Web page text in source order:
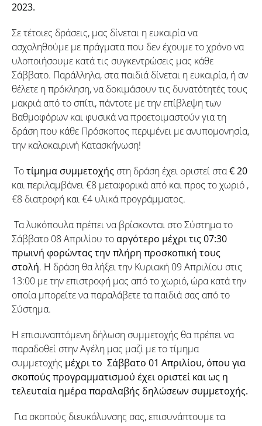
2023.
Σε τέτοιες δράσεις, μας δίνεται η ευκαιρία να
ασχοληθούμε με πράγματα που δεν έχουμε το χρόνο να
υλοποιήσουμε κατά τις συγκεντρώσεις μας κάθε
Σάββατο. Παράλληλα, στα παιδιά δίνεται η ευκαιρία, ή αν
θέλετε η πρόκληση, να δοκιμάσουν τις δυνατότητές τους
μακριά από το σπίτι, πάντοτε με την επίβλεψη των
Βαθμοφόρων και φυσικά να προετοιμαστούν για τη
δράση που κάθε Πρόσκοπος περιμένει με ανυπομονησία,
την καλοκαιρινή Κατασκήνωση!
Τοτίμημα συμμετοχής στη δράση έχει οριστεί στα€ 20
και περιλαμβάνει €8 μεταφορικά από και προς το χωριό ,
€8 διατροφή και €4 υλικά προγράμματος.
Τα λυκόπουλα πρέπει να βρίσκονται στο Σύστημα το
Σάββατο 08 Απριλίου τοαργότερο μέχρι τις 07:30
πρωινή φορώντας την πλήρη προσκοπική τους
στολή. Η δράση θα λήξει την Κυριακή 09 Απριλίου στις
13:00 με την επιστροφή μας από το χωριό, ώρα κατά την
οποία μπορείτε να παραλάβετε τα παιδιά σας από το
Σύστημα.
Η επισυναπτόμενη δήλωση συμμετοχής θα πρέπει να
παραδοθεί στην Αγέλη μας μαζί με το τίμημα
συμμετοχής μέχρι το Σάββατο 01 Απριλίου, όπου για
σκοπούς προγραμματισμού έχει οριστεί και ως η
τελευταία ημέρα παραλαβής δηλώσεων συμμετοχής.
Για σκοπούς διευκόλυνσης σας, επισυνάπτουμε τα